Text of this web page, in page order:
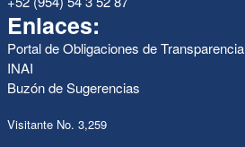
Enlaces:
Portal de Obligaciones de Transparencia
INAI
Buzón de Sugerencias
Visitante No. 3,259